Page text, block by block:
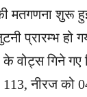
मतगणना शुरू
प्रारम्भ हो
वोट्स गिने गए
नीरज को